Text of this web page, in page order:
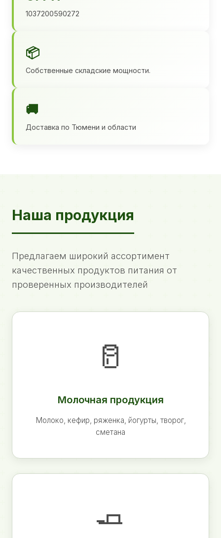
1037200590272
📦
Собственные складские мощности.
🚚
Доставка по Тюмени и области
Наша продукция
Предлагаем широкий ассортимент
качественных продуктов питания от
проверенных производителей
🥛
Молочная продукция
Молоко, кефир, ряженка, йогурты, творог,
сметана
🧈